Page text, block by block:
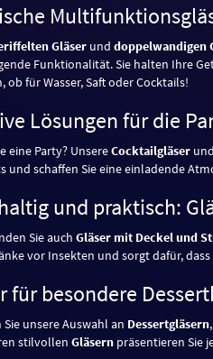
Gläser und doppelwandigen
Funktionalität. Sie halten Ihre
ob für Wasser, Saft oder Cocktails!
Lösungen für die
eine Party? UnsereCocktailgläser und
und schaffen Sie eine einladende
und praktisch:
Sie auch Gläser mit Deckel und
vor Insekten und sorgt dafür,
für besondere
Sie unsere Auswahl an Dessertgläsern
stilvollen Gläsern präsentieren Sie